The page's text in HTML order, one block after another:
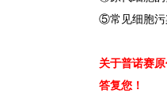
⑤常见细胞污
关于普诺赛
答复您！